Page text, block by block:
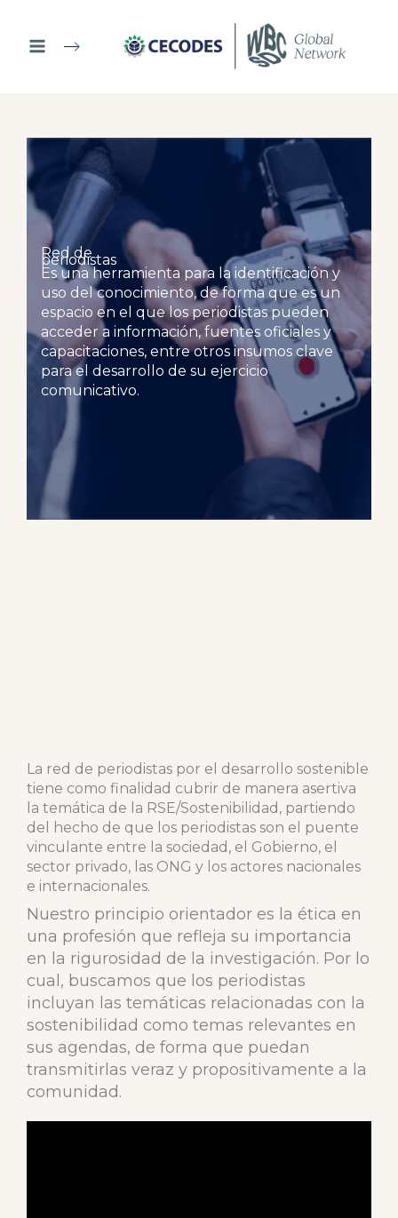
contenido
Red de
periodistas
Es una herramienta para la identificación y
uso del conocimiento, de forma que es un
espacio en el que los periodistas pueden
acceder a información, fuentes oficiales y
capacitaciones, entre otros insumos clave
para el desarrollo de su ejercicio
comunicativo.
La red de periodistas por el desarrollo sostenible
tiene como finalidad cubrir de manera asertiva
la temática de la RSE/Sostenibilidad, partiendo
del hecho de que los periodistas son el puente
vinculante entre la sociedad, el Gobierno, el
sector privado, las ONG y los actores nacionales
e internacionales.
Nuestro principio orientador es la ética en
una profesión que refleja su importancia
en la rigurosidad de la investigación. Por lo
cual, buscamos que los periodistas
incluyan las temáticas relacionadas con la
sostenibilidad como temas relevantes en
sus agendas, de forma que puedan
transmitirlas veraz y propositivamente a la
comunidad.